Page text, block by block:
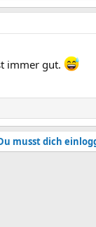
immer gut.
musst dich